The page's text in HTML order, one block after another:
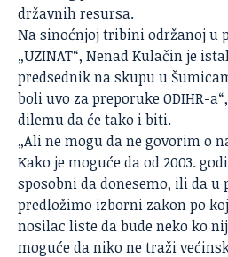
državnih resursa.
Na sinoćnjoj tribini održanoj u
„UZINAT“, Nenad Kulačin je
predsednik na skupu u
boli uvo za preporuke ODIHR-
dilemu da će tako i biti.
„Ali ne mogu da ne govorim o
Kako je moguće da od 2003.
sposobni da donesemo, ili da u
predložimo izborni zakon po
nosilac liste da bude neko ko
moguće da niko ne traži